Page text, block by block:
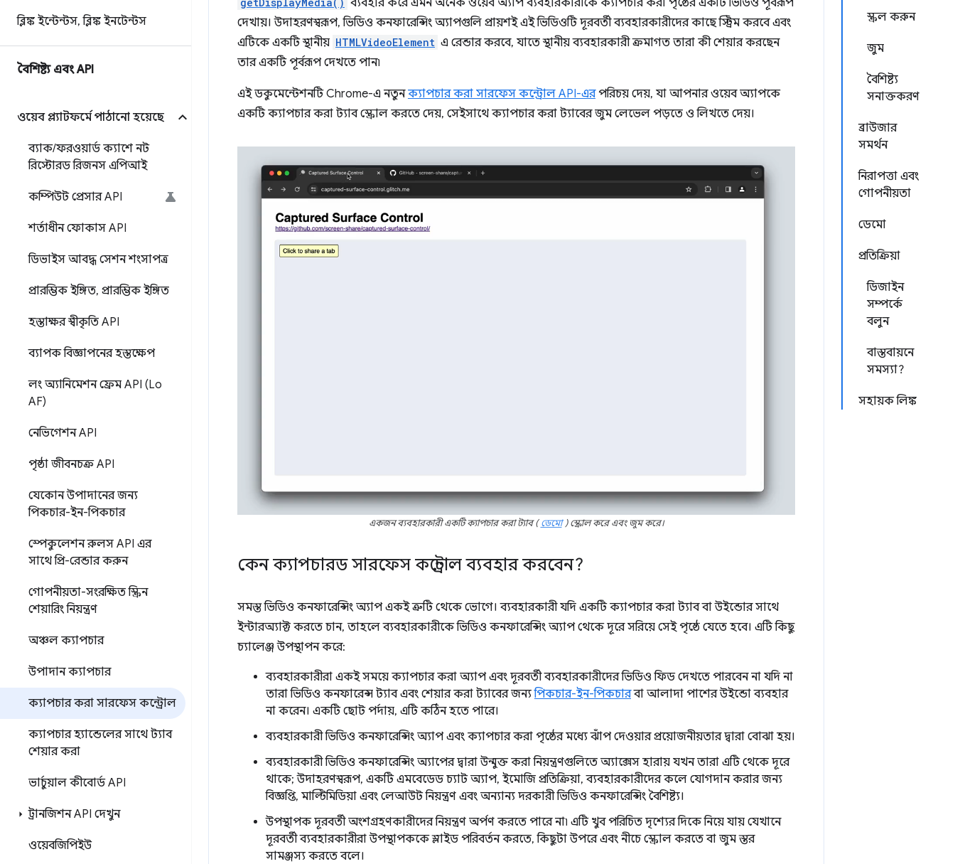
ব্লিঙ্ক ইন্টেন্টস, ব্লিঙ্ক ইনটেন্টস
বৈশিষ্ট্য এবং API
ওয়েব প্ল্যাটফর্মে পাঠানো হয়েছে
ব্যাক/ফরওয়ার্ড ক্যাশে নট
রিস্টোরড রিজনস এপিআই
কম্পিউট প্রেসার API
শর্তাধীন ফোকাস API
ডিভাইস আবদ্ধ সেশন শংসাপত্র
প্রারম্ভিক ইঙ্গিত, প্রারম্ভিক ইঙ্গিত
হস্তাক্ষর স্বীকৃতি API
ব্যাপক বিজ্ঞাপনের হস্তক্ষেপ
লং অ্যানিমেশন ফ্রেম API (Lo
AF)
নেভিগেশন API
পৃষ্ঠা জীবনচক্র API
যেকোন উপাদানের জন্য
পিকচার-ইন-পিকচার
স্পেকুলেশন রুলস API এর
সাথে প্রি-রেন্ডার করুন
গোপনীয়তা-সংরক্ষিত স্ক্রিন
শেয়ারিং নিয়ন্ত্রণ
অঞ্চল ক্যাপচার
উপাদান ক্যাপচার
ক্যাপচার করা সারফেস কন্ট্রোল
ক্যাপচার হ্যান্ডেলের সাথে ট্যাব
শেয়ার করা
ভার্চুয়াল কীবোর্ড API
ট্রানজিশন API দেখুন
ওয়েবজিপিইউ
স্ক্রল করুন
জুম
বৈশিষ্ট্য
সনাক্তকরণ
ব্রাউজার
সমর্থন
নিরাপত্তা এবং
গোপনীয়তা
ডেমো
প্রতিক্রিয়া
ডিজাইন
সম্পর্কে
বলুন
বাস্তবায়নে
সমস্যা?
সহায়ক লিঙ্ক
ব্যবহার করে এমন অনেক ওয়েব অ্যাপ ব্যবহারকারীকে ক্যাপচার করা পৃষ্ঠের একটি ভিডিও পূর্বরূপ
দেখায়। উদাহরণস্বরূপ, ভিডিও কনফারেন্সিং অ্যাপগুলি প্রায়শই এই ভিডিওটি দূরবর্তী ব্যবহারকারীদের কাছে স্ট্রিম করবে এবং
এটিকে একটি স্থানীয় HTMLVideoElement এ রেন্ডার করবে, যাতে স্থানীয় ব্যবহারকারী ক্রমাগত তারা কী শেয়ার করছেন
তার একটি পূর্বরূপ দেখতে পান৷
এই ডকুমেন্টেশনটি Chrome-এ নতুনক্যাপচার করা সারফেস কন্ট্রোল API-এরপরিচয় দেয়, যা আপনার ওয়েব অ্যাপকে
একটি ক্যাপচার করা ট্যাব স্ক্রোল করতে দেয়, সেইসাথে ক্যাপচার করা ট্যাবের জুম লেভেল পড়তে ও লিখতে দেয়।
একজন ব্যবহারকারী একটি ক্যাপচার করা ট্যাব (ডেমো) স্ক্রোল করে এবং জুম করে।
কেন ক্যাপচারড সারফেস কন্ট্রোল ব্যবহার করবেন?
সমস্ত ভিডিও কনফারেন্সিং অ্যাপ একই ত্রুটি থেকে ভোগে। ব্যবহারকারী যদি একটি ক্যাপচার করা ট্যাব বা উইন্ডোর সাথে
ইন্টারঅ্যাক্ট করতে চান, তাহলে ব্যবহারকারীকে ভিডিও কনফারেন্সিং অ্যাপ থেকে দূরে সরিয়ে সেই পৃষ্ঠে যেতে হবে। এটি কিছু
চ্যালেঞ্জ উপস্থাপন করে:
ব্যবহারকারীরা একই সময়ে ক্যাপচার করা অ্যাপ এবং দূরবর্তী ব্যবহারকারীদের ভিডিও ফিড দেখতে পারবেন না যদি না
তারা ভিডিও কনফারেন্স ট্যাব এবং শেয়ার করা ট্যাবের জন্যপিকচার-ইন-পিকচারবা আলাদা পাশের উইন্ডো ব্যবহার
না করেন। একটি ছোট পর্দায়, এটি কঠিন হতে পারে।
ব্যবহারকারী ভিডিও কনফারেন্সিং অ্যাপ এবং ক্যাপচার করা পৃষ্ঠের মধ্যে ঝাঁপ দেওয়ার প্রয়োজনীয়তার দ্বারা বোঝা হয়।
ব্যবহারকারী ভিডিও কনফারেন্সিং অ্যাপের দ্বারা উন্মুক্ত করা নিয়ন্ত্রণগুলিতে অ্যাক্সেস হারায় যখন তারা এটি থেকে দূরে
থাকে; উদাহরণস্বরূপ, একটি এমবেডেড চ্যাট অ্যাপ, ইমোজি প্রতিক্রিয়া, ব্যবহারকারীদের কলে যোগদান করার জন্য
বিজ্ঞপ্তি, মাল্টিমিডিয়া এবং লেআউট নিয়ন্ত্রণ এবং অন্যান্য দরকারী ভিডিও কনফারেন্সিং বৈশিষ্ট্য।
উপস্থাপক দূরবর্তী অংশগ্রহণকারীদের নিয়ন্ত্রণ অর্পণ করতে পারে না৷ এটি খুব পরিচিত দৃশ্যের দিকে নিয়ে যায় যেখানে
দূরবর্তী ব্যবহারকারীরা উপস্থাপককে স্লাইড পরিবর্তন করতে, কিছুটা উপরে এবং নীচে স্ক্রোল করতে বা জুম স্তর
সামঞ্জস্য করতে বলে।